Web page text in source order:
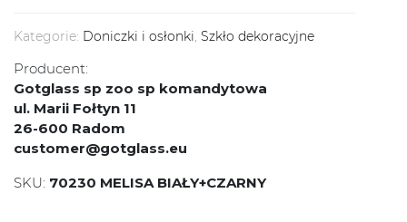
Kategorie: Doniczki i osłonki, Szkło dekoracyjne
Producent:
Gotglass sp zoo sp komandytowa
ul. Marii Fołtyn 11
26-600 Radom
customer@gotglass.eu
SKU: 70230 MELISA BIAŁY+CZARNY